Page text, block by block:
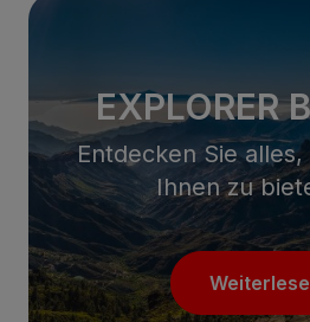
EXPLORER
Entdecken Sie
Ihnen zu